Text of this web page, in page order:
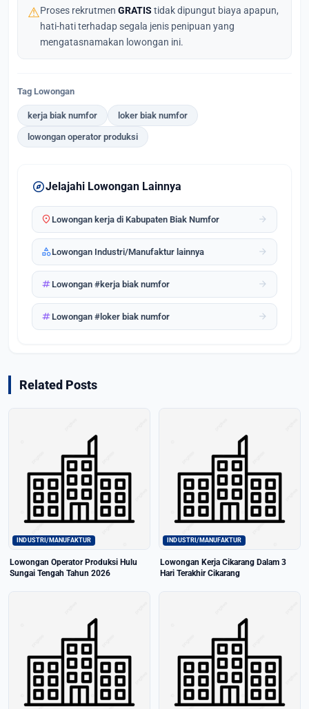
⚠Proses rekrutmen GRATIS tidak dipungut biaya apapun,
hati-hati terhadap segala jenis penipuan yang
mengatasnamakan lowongan ini.
Tag Lowongan
kerja biak numfor loker biak numfor
lowongan operator produksi
exploreJelajahi Lowongan Lainnya
location_onLowongan kerja di Kabupaten Biak Numfor arrow_forward
categoryLowongan Industri/Manufaktur lainnya arrow_forward
tagLowongan #kerja biak numfor arrow_forward
tagLowongan #loker biak numfor arrow_forward
Related Posts
INDUSTRI/MANUFAKTUR
Lowongan Operator Produksi Hulu
Sungai Tengah Tahun 2026
INDUSTRI/MANUFAKTUR
Lowongan Kerja Cikarang Dalam 3
Hari Terakhir Cikarang